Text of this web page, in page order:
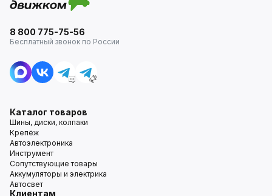
8 800 775-75-56
Бесплатный звонок по России
Каталог товаров
Шины, диски, колпаки
Крепёж
Автоэлектроника
Инструмент
Сопутствующие товары
Аккумуляторы и электрика
Автосвет
Клиентам